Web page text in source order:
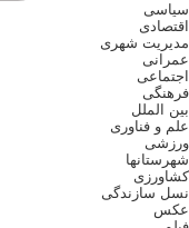
سیاسی
اقتصادی
مدیریت شهری
عمرانی
اجتماعی
فرهنگی
بین الملل
علم و فناوری
ورزشی
شهرستانها
کشاورزی
نسل سازندگی
عکس